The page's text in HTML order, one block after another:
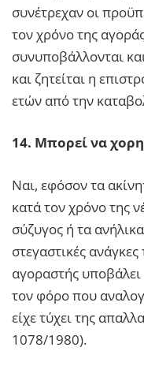
συνέτρεχαν οι
τον χρόνο της
συνυποβάλλονται
και ζητείται η
ετών από την
14. Μπορεί να
Ναι, εφόσον τα
κατά τον χρόνο της
σύζυγος ή τα
στεγαστικές ανάγκες
αγοραστής
τον φόρο που
είχε τύχει της
1078/1980).